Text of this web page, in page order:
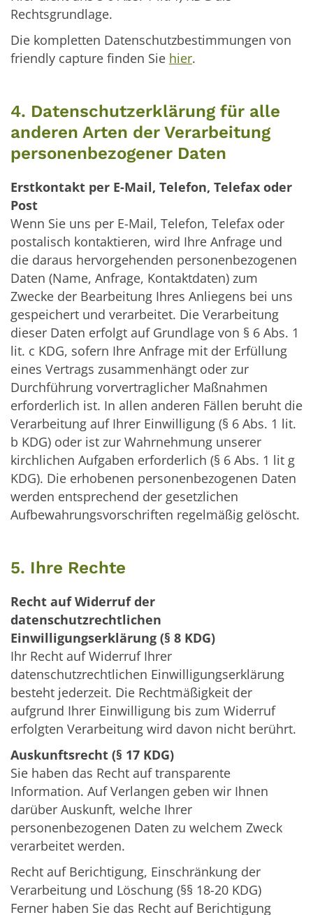
Rechtsgrundlage.
Die kompletten Datenschutzbestimmungen von
friendly capture finden Sie hier.
4. Datenschutzerklärung für alle
anderen Arten der Verarbeitung
personenbezogener Daten
Erstkontakt per E-Mail, Telefon, Telefax oder
Post
Wenn Sie uns per E-Mail, Telefon, Telefax oder
postalisch kontaktieren, wird Ihre Anfrage und
die daraus hervorgehenden personenbezogenen
Daten (Name, Anfrage, Kontaktdaten) zum
Zwecke der Bearbeitung Ihres Anliegens bei uns
gespeichert und verarbeitet. Die Verarbeitung
dieser Daten erfolgt auf Grundlage von § 6 Abs. 1
lit. c KDG, sofern Ihre Anfrage mit der Erfüllung
eines Vertrags zusammenhängt oder zur
Durchführung vorvertraglicher Maßnahmen
erforderlich ist. In allen anderen Fällen beruht die
Verarbeitung auf Ihrer Einwilligung (§ 6 Abs. 1 lit.
b KDG) oder ist zur Wahrnehmung unserer
kirchlichen Aufgaben erforderlich (§ 6 Abs. 1 lit g
KDG). Die erhobenen personenbezogenen Daten
werden entsprechend der gesetzlichen
Aufbewahrungsvorschriften regelmäßig gelöscht.
5. Ihre Rechte
Recht auf Widerruf der
datenschutzrechtlichen
Einwilligungserklärung (§ 8 KDG)
Ihr Recht auf Widerruf Ihrer
datenschutzrechtlichen Einwilligungserklärung
besteht jederzeit. Die Rechtmäßigkeit der
aufgrund Ihrer Einwilligung bis zum Widerruf
erfolgten Verarbeitung wird davon nicht berührt.
Auskunftsrecht (§ 17 KDG)
Sie haben das Recht auf transparente
Information. Auf Verlangen geben wir Ihnen
darüber Auskunft, welche Ihrer
personenbezogenen Daten zu welchem Zweck
verarbeitet werden.
Recht auf Berichtigung, Einschränkung der
Verarbeitung und Löschung (§§ 18-20 KDG)
Ferner haben Sie das Recht auf Berichtigung